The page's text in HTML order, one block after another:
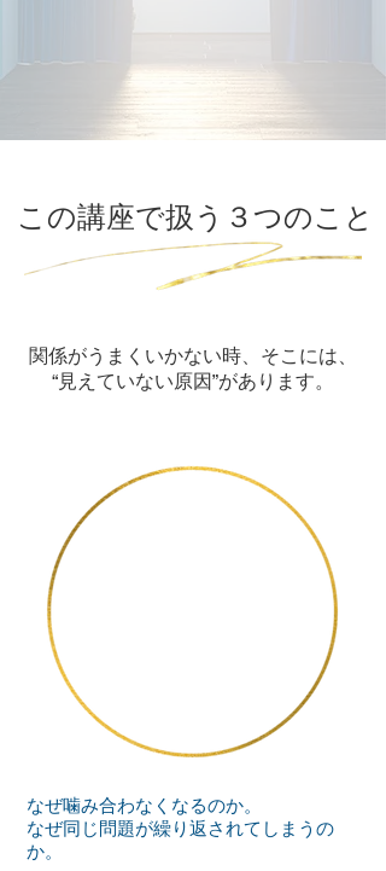
この講座で扱う３つのこと
関係がうまくいかない時、そこには、
“見えていない原因”があります。
なぜ噛み合わなくなるのか。
なぜ同じ問題が繰り返されてしまうの
か。